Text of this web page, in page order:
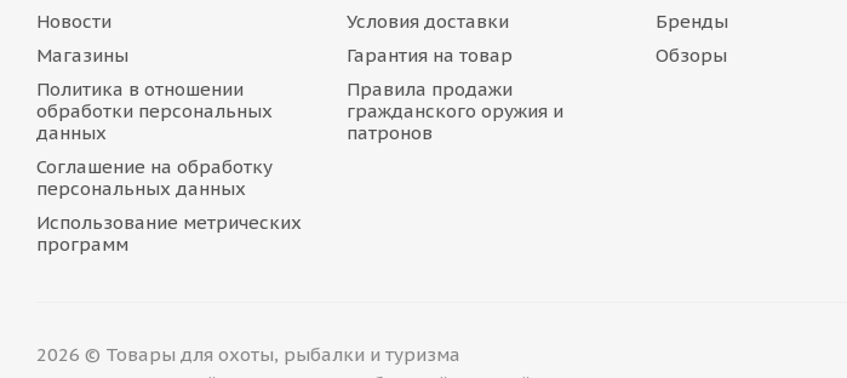
Новости
Магазины
Политика в отношении
обработки персональных
данных
Соглашение на обработку
персональных данных
Использование метрических
программ
Условия доставки
Гарантия на товар
Правила продажи
гражданского оружия и
патронов
Бренды
Обзоры
2026 © Товары для охоты, рыбалки и туризма